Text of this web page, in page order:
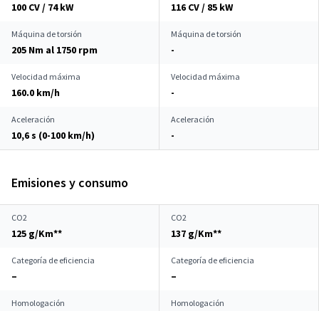
100 CV / 74 kW 116 CV / 85 kW
Máquina de torsión
205 Nm al 1750 rpm
Máquina de torsión
-
Velocidad máxima
160.0 km/h
Velocidad máxima
-
Aceleración
10,6 s (0-100 km/h)
Aceleración
-
Emisiones y consumo
CO2
125 g/Km**
CO2
137 g/Km**
Categoría de eficiencia
–
Categoría de eficiencia
–
Homologación Homologación